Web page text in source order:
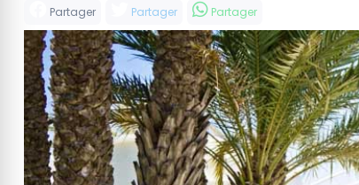
Partager Partager Partager